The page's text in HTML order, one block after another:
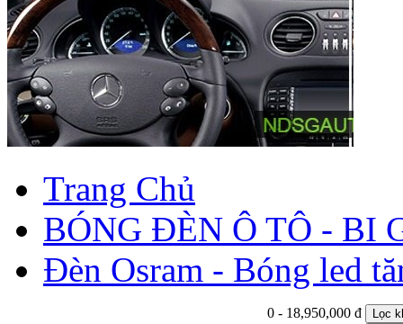
Trang Chủ
BÓNG ĐÈN Ô TÔ - BI
Đèn Osram - Bóng led
0 - 18,950,000 đ Lọc